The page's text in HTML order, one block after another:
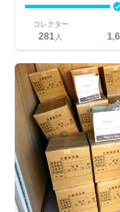
コレクター
281人